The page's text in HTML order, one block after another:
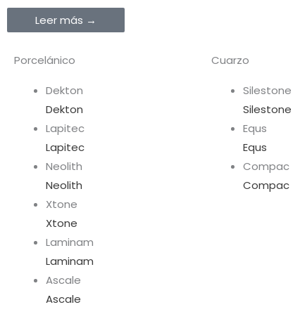
Leer más →
Porcelánico
Dekton
Dekton
Lapitec
Lapitec
Neolith
Neolith
Xtone
Xtone
Laminam
Laminam
Ascale
Ascale
Cuarzo
Silestone
Silestone
Equs
Equs
Compac
Compac